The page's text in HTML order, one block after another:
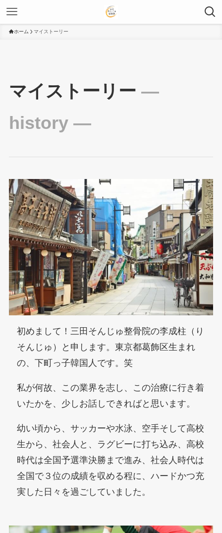
ホーム マイストーリー
マイストーリー ―
history ―
初めまして！三田そんじゅ整骨院の李成柱（り
そんじゅ）と申します。東京都葛飾区生まれ
の、下町っ子韓国人です。笑
私が何故、この業界を志し、この治療に行き着
いたかを、少しお話しできればと思います。
幼い頃から、サッカーや水泳、空手そして高校
生から、社会人と、ラグビーに打ち込み、高校
時代は全国予選準決勝まで進み、社会人時代は
全国で３位の成績を収める程に、ハードかつ充
実した日々を過ごしていました。